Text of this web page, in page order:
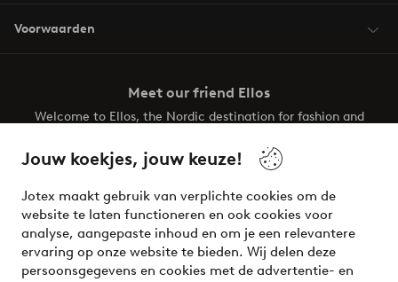
Jouw koekjes, jouw keuze!
Jotex maakt gebruik van verplichte cookies om de
website te laten functioneren en ook cookies voor
analyse, aangepaste inhoud en om je een relevantere
ervaring op onze website te bieden. Wij delen deze
persoonsgegevens en cookies met de advertentie- en
Voorwaarden
Meet our friend Ellos
Welcome to Ellos, the Nordic destination for fashion and
your wardrobe. Your next inspiring look is here!